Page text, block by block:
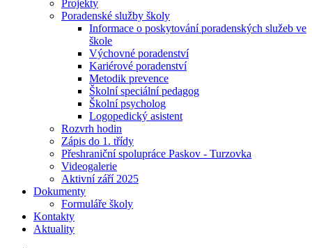
Projekty
Poradenské služby školy
Informace o poskytování poradenských služeb ve
škole
Výchovné poradenství
Kariérové poradenství
Metodik prevence
Školní speciální pedagog
Školní psycholog
Logopedický asistent
Rozvrh hodin
Zápis do 1. třídy
Přeshraniční spolupráce Paskov - Turzovka
Videogalerie
Aktivní září 2025
Dokumenty
Formuláře školy
Kontakty
Aktuality